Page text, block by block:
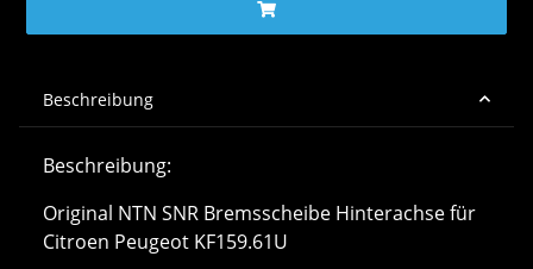
Beschreibung
Beschreibung:
Original NTN SNR Bremsscheibe Hinterachse für
Citroen Peugeot KF159.61U